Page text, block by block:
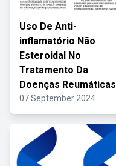
Uso De Anti-
inflamatório Não
Esteroidal No
Tratamento Da
Doenças Reumáticas
07 September 2024